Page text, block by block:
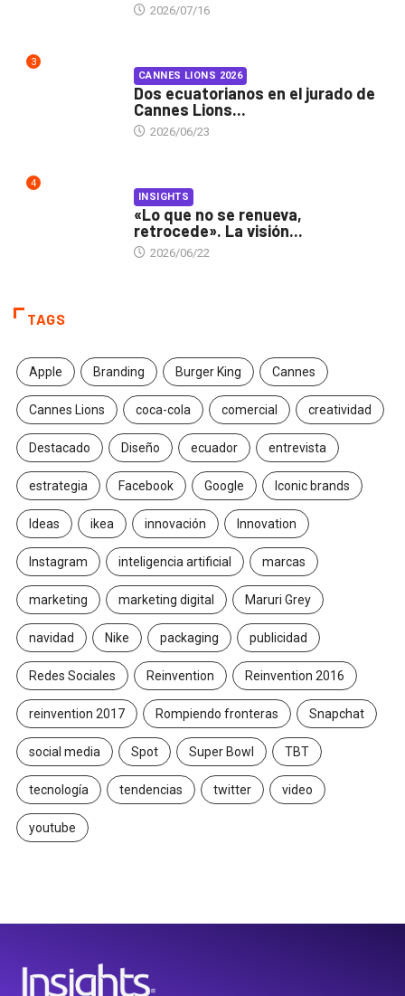
2026/07/16
3
CANNES LIONS 2026
Dos ecuatorianos en el jurado de
Cannes Lions...
2026/06/23
4
INSIGHTS
«Lo que no se renueva,
retrocede». La visión...
2026/06/22
TAGS
Apple Branding Burger King Cannes
Cannes Lions coca-cola comercial creatividad
Destacado Diseño ecuador entrevista
estrategia Facebook Google Iconic brands
Ideas ikea innovación Innovation
Instagram inteligencia artificial marcas
marketing marketing digital Maruri Grey
navidad Nike packaging publicidad
Redes Sociales Reinvention Reinvention 2016
reinvention 2017 Rompiendo fronteras Snapchat
social media Spot Super Bowl TBT
tecnología tendencias twitter video
youtube